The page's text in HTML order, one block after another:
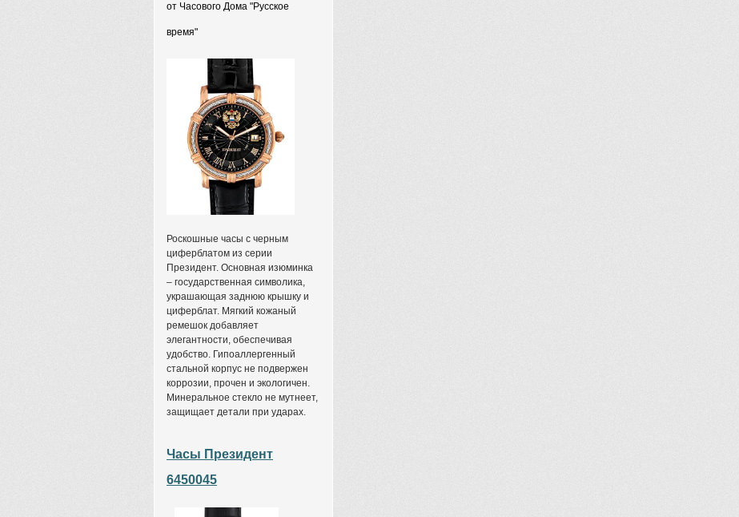
от Часового Дома "Русское
время"
Роскошные часы с черным
циферблатом из серии
Президент. Основная изюминка
– государственная символика,
украшающая заднюю крышку и
циферблат. Мягкий кожаный
ремешок добавляет
элегантности, обеспечивая
удобство. Гипоаллергенный
стальной корпус не подвержен
коррозии, прочен и экологичен.
Минеральное стекло не мутнеет,
защищает детали при ударах.
Часы Президент
6450045